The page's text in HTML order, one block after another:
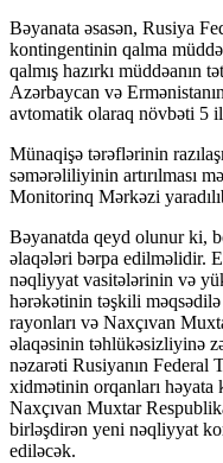
giriş telegram
giriş
giriş
güncel giriş
güncel giriş
Bəyanata əsasən, Rusiya
kontingentinin qalma
qalmış hazırkı müddəanın
Azərbaycan və
avtomatik olaraq növbəti 5
Münaqişə tərəflərinin
səmərəliliyinin artırılması
Monitorinq Mərkəzi
Bəyanatda qeyd olunur ki,
əlaqələri bərpa edilməlidir.
nəqliyyat vasitələrinin və
hərəkətinin təşkili
rayonları və Naxçıvan
əlaqəsinin təhlükəsizliyinə
nəzarəti Rusiyanın
xidmətinin orqanları həyata
Naxçıvan Muxtar
birləşdirən yeni nəqliyyat
ediləcək.